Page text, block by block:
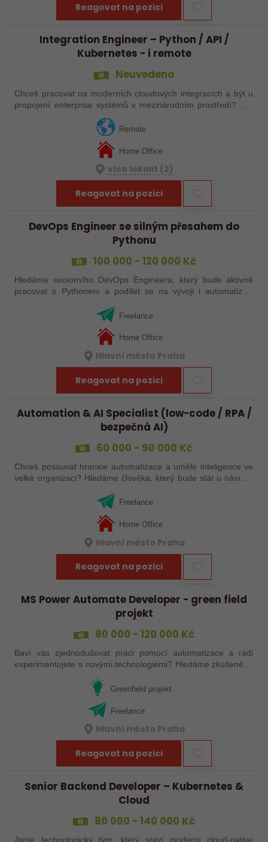
Reagovat na pozici
Integration Engineer – Python / API /
Kubernetes - i remote
Neuvedeno
Chceš pracovat na moderních cloudových integracích a být u
propojení enterprise systémů v mezinárodním prostředí? Pro
stabilní mezinárodní technologickou společnost hledáme
technicky zaměřeného…
Remote
Home Office
více lokalit (2)
Reagovat na pozici
DevOps Engineer se silným přesahem do
Pythonu
100 000 - 120 000 Kč
Hledáme seniorního DevOps Engineera, který bude aktivně
pracovat s Pythonem a podílet se na vývoji i automatizaci
infrastruktura, cloud a mít…Freelance
Home Office
Hlavní město Praha
Reagovat na pozici
Automation & AI Specialist (low-code / RPA /
bezpečná AI)
60 000 - 90 000 Kč
Chceš posouvat hranice automatizace a umělé inteligence ve
velké organizaci? Hledáme člověka, který bude stát u návrhu,
Freelance
Home Office
Hlavní město Praha
Reagovat na pozici
MS Power Automate Developer - green field
projekt
80 000 - 120 000 Kč
Baví vás zjednodušovat práci pomocí automatizace a rádi
experimentujete s novými technologiemi? Hledáme zkušeného
vývojáře/konzultanta, který bude navrhovat a nasazovat řešení
Greenfield projekt
Freelance
Hlavní město Praha
Reagovat na pozici
Senior Backend Developer – Kubernetes &
Cloud
80 000 - 140 000 Kč
Jsme technologický tým, který staví moderní cloud-native